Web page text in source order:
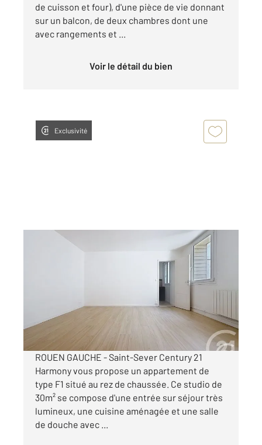
de cuisson et four), d'une pièce de vie donnant
sur un balcon, de deux chambres dont une
avec rangements et ...
Voir le détail du bien
Exclusivité
480 €
par mois charges comprises
ROUEN GAUCHE - Saint-Sever Century 21
Harmony vous propose un appartement de
type F1 situé au rez de chaussée. Ce studio de
30m² se compose d'une entrée sur séjour très
lumineux, une cuisine aménagée et une salle
de douche avec ...